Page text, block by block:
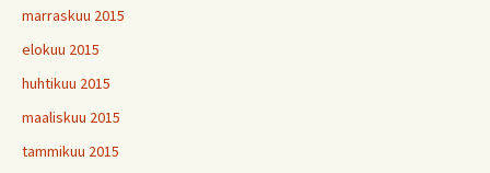
marraskuu 2015
elokuu 2015
huhtikuu 2015
maaliskuu 2015
tammikuu 2015